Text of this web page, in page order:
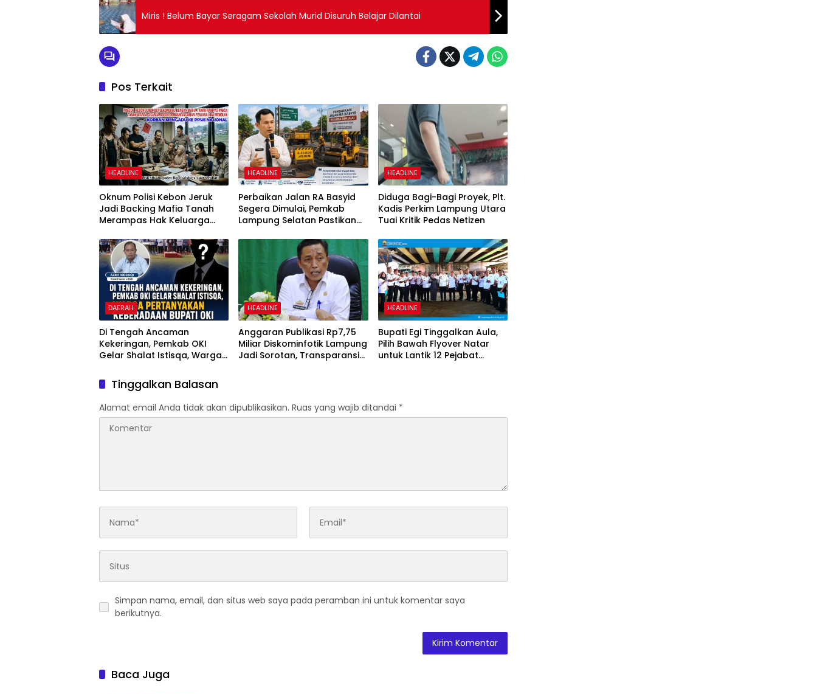
Miris ! Belum Bayar Seragam Sekolah Murid Disuruh Belajar Dilantai
Pos Terkait
HEADLINE
Oknum Polisi Kebon Jeruk
Jadi Backing Mafia Tanah
Merampas Hak Keluarga
HEADLINE
Perbaikan Jalan RA Basyid
Segera Dimulai, Pemkab
Lampung Selatan Pastikan
dan Nyaman
HEADLINE
Diduga Bagi-Bagi Proyek, Plt.
Kadis Perkim Lampung Utara
Tuai Kritik Pedas Netizen
DAERAH
Di Tengah Ancaman
Kekeringan, Pemkab OKI
Gelar Shalat Istisqa, Warga
Bupati OKI
HEADLINE
Anggaran Publikasi Rp7,75
Miliar Diskominfotik Lampung
Jadi Sorotan, Transparansi
HEADLINE
Bupati Egi Tinggalkan Aula,
Pilih Bawah Flyover Natar
untuk Lantik 12 Pejabat
Tinggalkan Balasan
Alamat email Anda tidak akan dipublikasikan. Ruas yang wajib ditandai *
Simpan nama, email, dan situs web saya pada peramban ini untuk komentar saya
berikutnya.
Baca Juga